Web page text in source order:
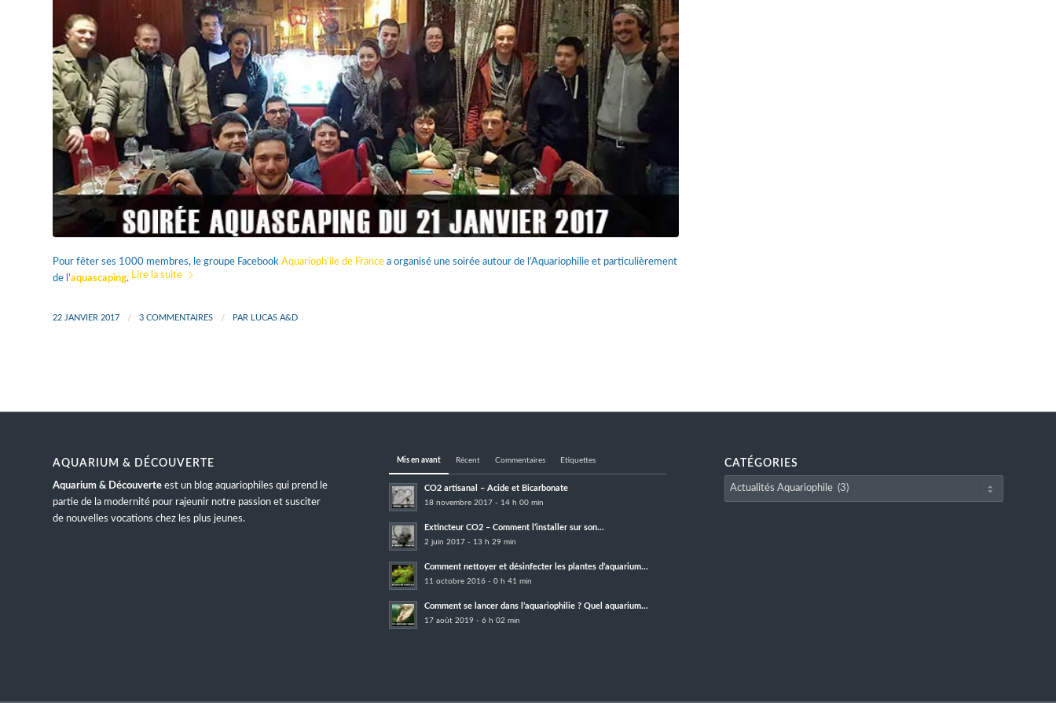
Pour fêter ses 1000 membres, le groupe Facebook Aquarioph’ile de France a organisé une soirée autour de l’Aquariophilie et particulièrement
de l’aquascaping. Lire la suite
22 JANVIER 2017 / 3 COMMENTAIRES / PAR LUCAS A&D
AQUARIUM & DÉCOUVERTE
Aquarium & Découverte est un blog aquariophiles qui prend le
partie de la modernité pour rajeunir notre passion et susciter
de nouvelles vocations chez les plus jeunes.
Mis en avant Récent Commentaires Etiquettes
CO2 artisanal – Acide et Bicarbonate
18 novembre 2017 - 14 h 00 min
Extincteur CO2 – Comment l’installer sur son...
2 juin 2017 - 13 h 29 min
Comment nettoyer et désinfecter les plantes d’aquarium...
11 octobre 2016 - 0 h 41 min
Comment se lancer dans l’aquariophilie ? Quel aquarium...
17 août 2019 - 6 h 02 min
CATÉGORIES